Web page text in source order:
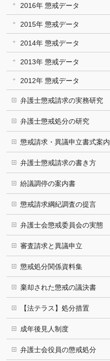
2016年 懲戒データ
2015年 懲戒データ
2014年 懲戒データ
2013年 懲戒データ
2012年 懲戒データ
弁護士懲戒請求の実務研究
弁護士懲戒処分の研究
懲戒請求・異議申立書式案内
弁護士懲戒請求の書き方
紛議調停の案内書
懲戒請求綱紀調査の提言
弁護士会懲戒委員会の実態
審査請求と異議申立
懲戒処分関係資料集
棄却された懲戒の議決書
【法テラス】処分措置
成年後見人制度
弁護士会役員の懲戒処分